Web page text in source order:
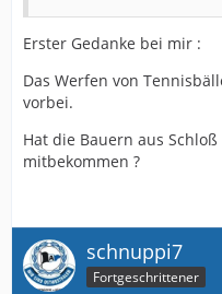
Erster Gedanke bei mir :
Das Werfen von
vorbei.
Hat die Bauern aus
mitbekommen ?
schnuppi7
Fortgeschrittener